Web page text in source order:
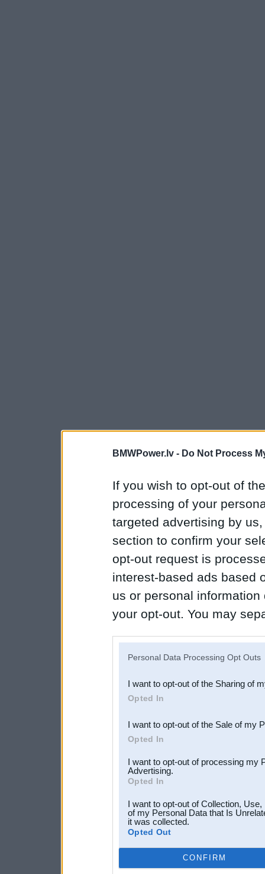
BMWPower.lv - Do Not Process
If you wish to opt-out of
processing of your
targeted advertising by
section to confirm your
opt-out request is
interest-based ads based
us or personal
your opt-out. You may
Downstream Participants
third parties.
Personal Data Processing Opt Outs
I want to opt-out of the Sharing of
Opted In
I want to opt-out of the Sale of my
Opted In
I want to opt-out of processing my
Advertising.
Opted In
I want to opt-out of Collection,
of my Personal Data that Is
it was collected.
Opted Out
CONFIRM